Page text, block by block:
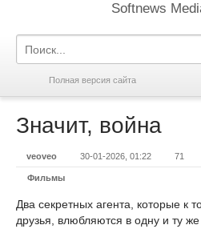
Softnews
Полная версия сайта
Значит, война
veoveo 30-01-2026, 01:22 71
Фильмы
Два секретных агента, которые к
друзья, влюбляются в одну и ту